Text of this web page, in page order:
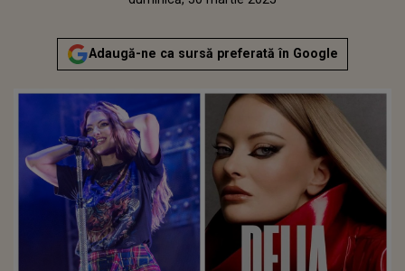
Adaugă-ne ca sursă preferată în Google